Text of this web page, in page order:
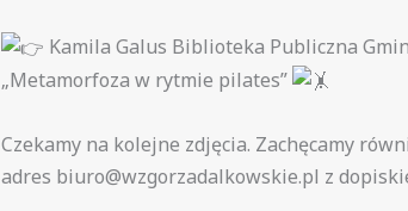
Kamila Galus Biblioteka Publiczna
„Metamorfoza w rytmie pilates”
Czekamy na kolejne zdjęcia. Zachęcamy
adres biuro@wzgorzadalkowskie.pl z